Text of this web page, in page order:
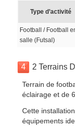
Type d’activité
Football / Football
salle (Futsal)
4 2 Terrains
Terrain de
éclairage et de
Cette
équipements